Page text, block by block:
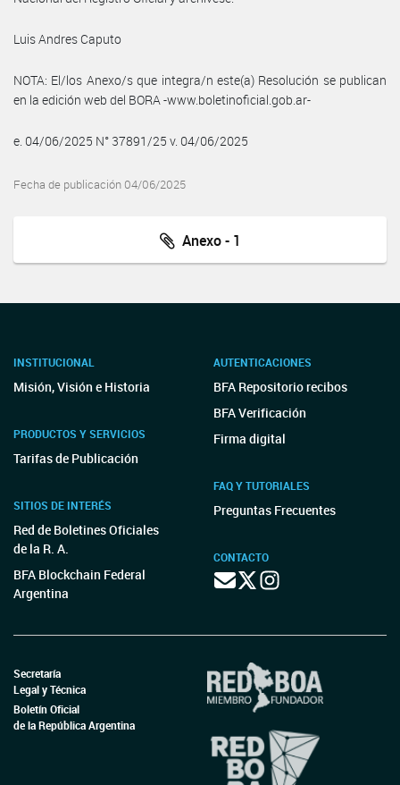
Luis Andres Caputo
NOTA: El/los Anexo/s que integra/n este(a) Resolución se publican
en la edición web del BORA -www.boletinoficial.gob.ar-
e. 04/06/2025 N° 37891/25 v. 04/06/2025
Fecha de publicación 04/06/2025
Anexo - 1
INSTITUCIONAL
Misión, Visión e Historia
PRODUCTOS Y SERVICIOS
Tarifas de Publicación
SITIOS DE INTERÉS
Red de Boletines Oficiales
de la R. A.
BFA Blockchain Federal
Argentina
AUTENTICACIONES
BFA Repositorio recibos
BFA Verificación
Firma digital
FAQ Y TUTORIALES
Preguntas Frecuentes
CONTACTO
Secretaría
Legal y Técnica
Boletín Oficial
de la República Argentina